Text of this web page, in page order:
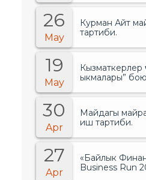
26
May
Курман Айт
тартиби.
19
May
Кызматкерлер
ыкмалары”
30
Apr
Майдагы
иш тартиби.
27
Apr
«Байлык
Business Run